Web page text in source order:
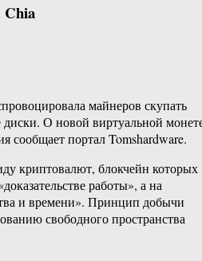
майнеров скупать
О новой виртуальной
сообщает портал Tomshardware.
криптовалют, блокчейн которых
работы», а на
и времени». Принцип добычи
свободного пространства